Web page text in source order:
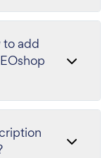
to add